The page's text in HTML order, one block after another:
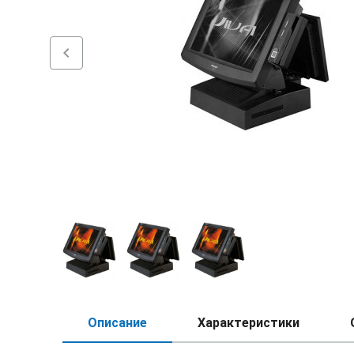
chevron_left
Описание Характеристики